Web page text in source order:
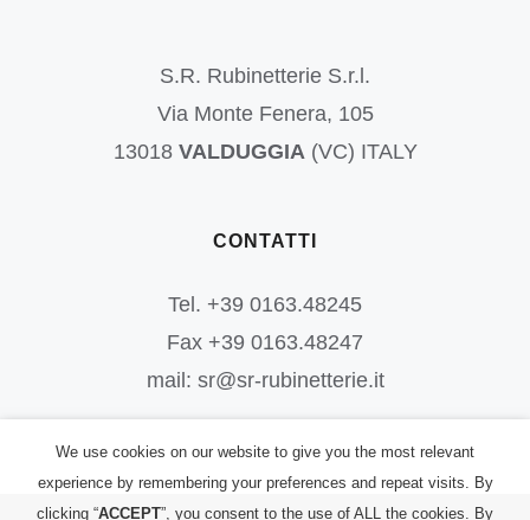
S.R. Rubinetterie S.r.l.
Via Monte Fenera, 105
13018 VALDUGGIA (VC) ITALY
CONTATTI
Tel. +39 0163.48245
Fax +39 0163.48247
mail: sr@sr-rubinetterie.it
We use cookies on our website to give you the most relevant
experience by remembering your preferences and repeat visits. By
clicking “ACCEPT”, you consent to the use of ALL the cookies. By